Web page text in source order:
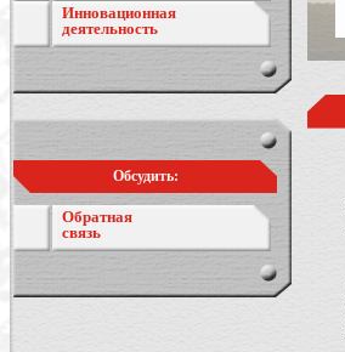
Инновационная
деятельность
Обсудить:
Обратная
связь